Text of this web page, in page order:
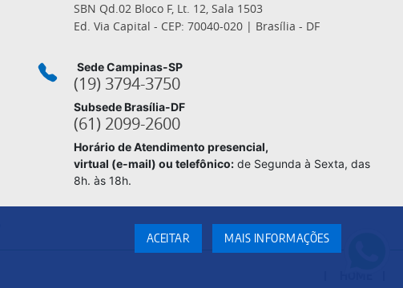
SBN Qd.02 Bloco F, Lt. 12, Sala 1503
Ed. Via Capital - CEP: 70040-020 | Brasília - DF
Sede Campinas-SP
(19) 3794-3750
Subsede Brasília-DF
(61) 2099-2600
Horário de Atendimento presencial,
virtual (e-mail) ou telefônico: de Segunda à Sexta, das
8h. às 18h.
ACEITAR MAIS INFORMAÇÕES